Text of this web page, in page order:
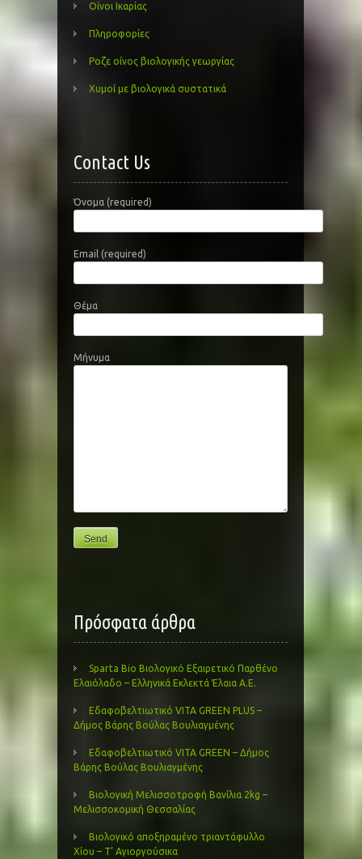
Οίνοι Ικαρίας
Πληροφορίες
Ροζε οίνος βιολογικής γεωργίας
Χυμοί με βιολογικά συστατικά
Contact Us
Όνομα (required)
Email (required)
Θέμα
Μήνυμα
Πρόσφατα άρθρα
Sparta Bio Βιολογικό Εξαιρετικό Παρθένο
Ελαιόλαδο – Ελληνικά Εκλεκτά Έλαια Α.Ε.
Εδαφοβελτιωτικό VITA GREEN PLUS –
Δήμος Βάρης Βούλας Βουλιαγμένης
Εδαφοβελτιωτικό VITA GREEN – Δήμος
Βάρης Βούλας Βουλιαγμένης
Βιολογική Μελισσοτροφή Βανίλια 2kg –
Μελισσοκομική Θεσσαλίας
Βιολογικό αποξηραμένο τριαντάφυλλο
Χίου – Τ’ Αγιοργούσικα